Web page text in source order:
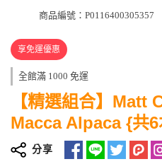
商品編號：P0116400305357
享免運優惠
全館滿 1000 免運
【精選組合】Matt
Macca Alpaca {共
分享